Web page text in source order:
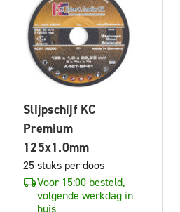
Slijpschijf KC
Premium
125x1.0mm
25 stuks per doos
Voor 15:00 besteld,
volgende werkdag in
huis